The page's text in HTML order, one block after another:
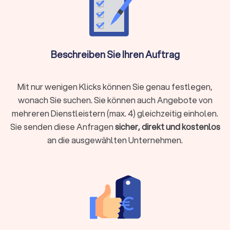
Der Finanzberater für Versicherungen weiß durch die
Schilderung Ihrer Lebens- und Finanzsituation die besten
Absicherungen zu gewährleisten. Ob
Versicherungsberater in Gronau (Leine) sind Sie in den besten
Baufinanzierung, Hypotheken & Immobilien
Finanzierungen rund um Immobilienkauf, Immobilienverkauf
Hypotheken und Immobilien allgemein helfen Ihnen, das
Beste aus Ihrer Immobiliensituation herauszuholen.
Beschreiben Sie Ihren Auftrag
Mit nur wenigen Klicks können Sie genau festlegen,
wonach Sie suchen. Sie können auch Angebote von
mehreren Dienstleistern (max. 4) gleichzeitig einholen.
Sie senden diese Anfragensicher, direkt und kostenlos
an die ausgewählten Unternehmen.